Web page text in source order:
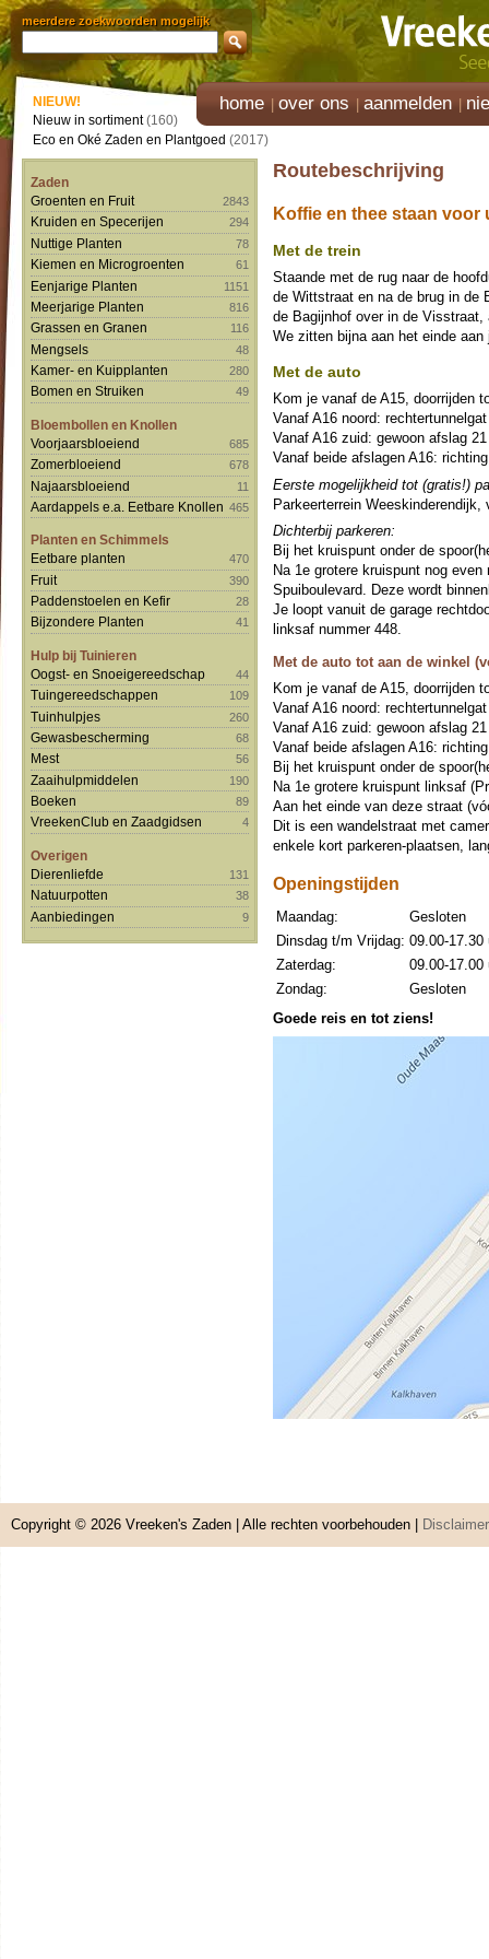
meerdere zoekwoorden mogelijk
home over ons aanmelden
NIEUW!
Nieuw in sortiment(160)
Eco en Oké Zaden en Plantgoed (2017)
Zaden
Groenten en Fruit
2843
Kruiden en Specerijen 294
Nuttige Planten 78
Kiemen en Microgroenten 61
Eenjarige Planten 1151
Meerjarige Planten 816
Grassen en Granen 116
Mengsels 48
Kamer- en Kuipplanten 280
Bomen en Struiken 49
Bloembollen en Knollen
Voorjaarsbloeiend
685
Zomerbloeiend 678
Najaarsbloeiend 11
Aardappels e.a. Eetbare Knollen 465
Planten en Schimmels
Eetbare planten
470
Fruit 390
Paddenstoelen en Kefir 28
Bijzondere Planten 41
Hulp bij Tuinieren
Oogst- en Snoeigereedschap
44
Tuingereedschappen 109
Tuinhulpjes 260
Gewasbescherming 68
Mest 56
Zaaihulpmiddelen 190
Boeken 89
VreekenClub en Zaadgidsen 4
Overigen
Dierenliefde
131
Natuurpotten 38
Aanbiedingen 9
Routebeschrijving
Koffie en thee staan
Met de trein
Staande met de rug naar de
de Wittstraat en na de brug in de
de Bagijnhof over in de
We zitten bijna aan het einde aan
Met de auto
Kom je vanaf de A15, doorrijden
Vanaf A16 noord:
Vanaf A16 zuid: gewoon afslag
Vanaf beide afslagen A16:
Eerste mogelijkheid tot (gratis!)
Parkeerterrein
Dichterbij parkeren:
Bij het kruispunt onder de
Na 1e grotere kruispunt nog
Spuiboulevard. Deze wordt
Je loopt vanuit de garage
linksaf nummer 448.
Met de auto tot aan de winkel
Kom je vanaf de A15, doorrijden
Vanaf A16 noord:
Vanaf A16 zuid: gewoon afslag
Vanaf beide afslagen A16:
Bij het kruispunt onder de
Na 1e grotere kruispunt linksaf
Aan het einde van deze straat
Dit is een wandelstraat met
enkele kort parkeren-plaatsen,
Openingstijden
Maandag:
Gesloten
Dinsdag t/m Vrijdag: 09.00-17.30
Zaterdag:
09.00-17.00
Zondag:
Gesloten
Goede reis en tot ziens!
Copyright © 2026 Vreeken's Zaden | Alle rechten voorbehouden | Disclaimer